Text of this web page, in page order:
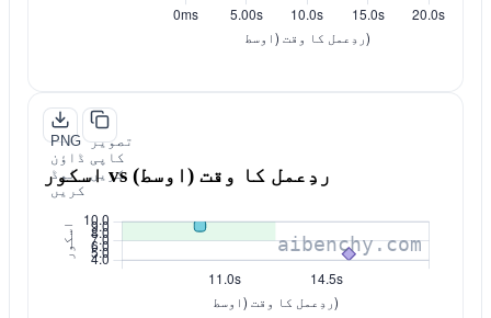
PNG
ڈاؤن
لوڈ
کریں
تصویر
کاپی
کریں اسکور vs ردِعمل کا وقت (اوسط)